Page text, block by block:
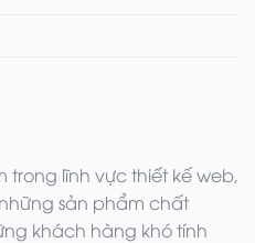
trong lĩnh vực thiết kế web,
sản phẩm chất
khách hàng khó tính